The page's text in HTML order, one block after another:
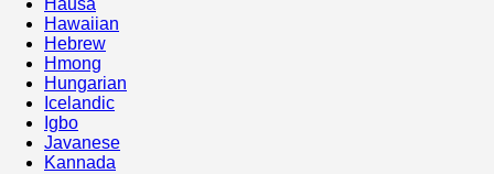
Hausa
Hawaiian
Hebrew
Hmong
Hungarian
Icelandic
Igbo
Javanese
Kannada